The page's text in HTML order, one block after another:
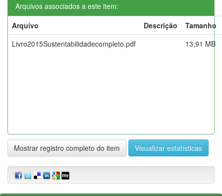
Arquivos associados a este item:
Arquivo
Descrição
Tamanho
Livro2015Sustentabilidadecompleto.pdf
13,91 MB
Mostrar registro completo do item Visualizar estatísticas